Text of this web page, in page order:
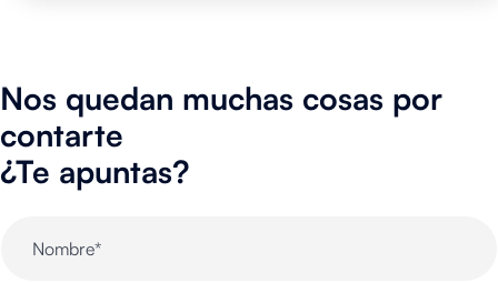
Nos quedan muchas cosas por
contarte
¿Te apuntas?